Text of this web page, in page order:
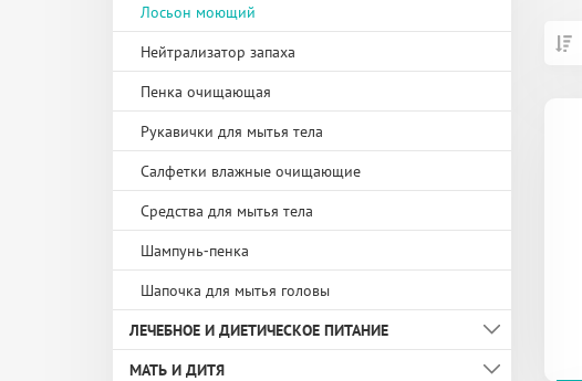
Бандажи при опущении внутренних органов
Компрессионный трикотаж
Корректор осанки
Корсет ортопедический
Уход за кожей
Пояс для крепления
Ремни для крепления уроприемника
Уроприемники
Уростомные мешки
Фильтры
Эластичная пластина-полукольцо
Лосьон моющий
Нейтрализатор запаха
Пенка очищающая
Рукавички для мытья тела
Салфетки влажные очищающие
Средства для мытья тела
Шампунь-пенка
Шапочка для мытья головы
ЛЕЧЕБНОЕ И ДИЕТИЧЕСКОЕ ПИТАНИЕ
Здоровый перекус
МАТЬ И ДИТЯ